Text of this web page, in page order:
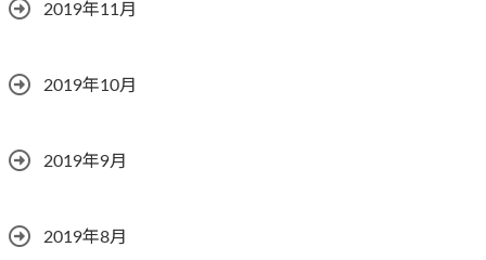
2019年11月
2019年10月
2019年9月
2019年8月